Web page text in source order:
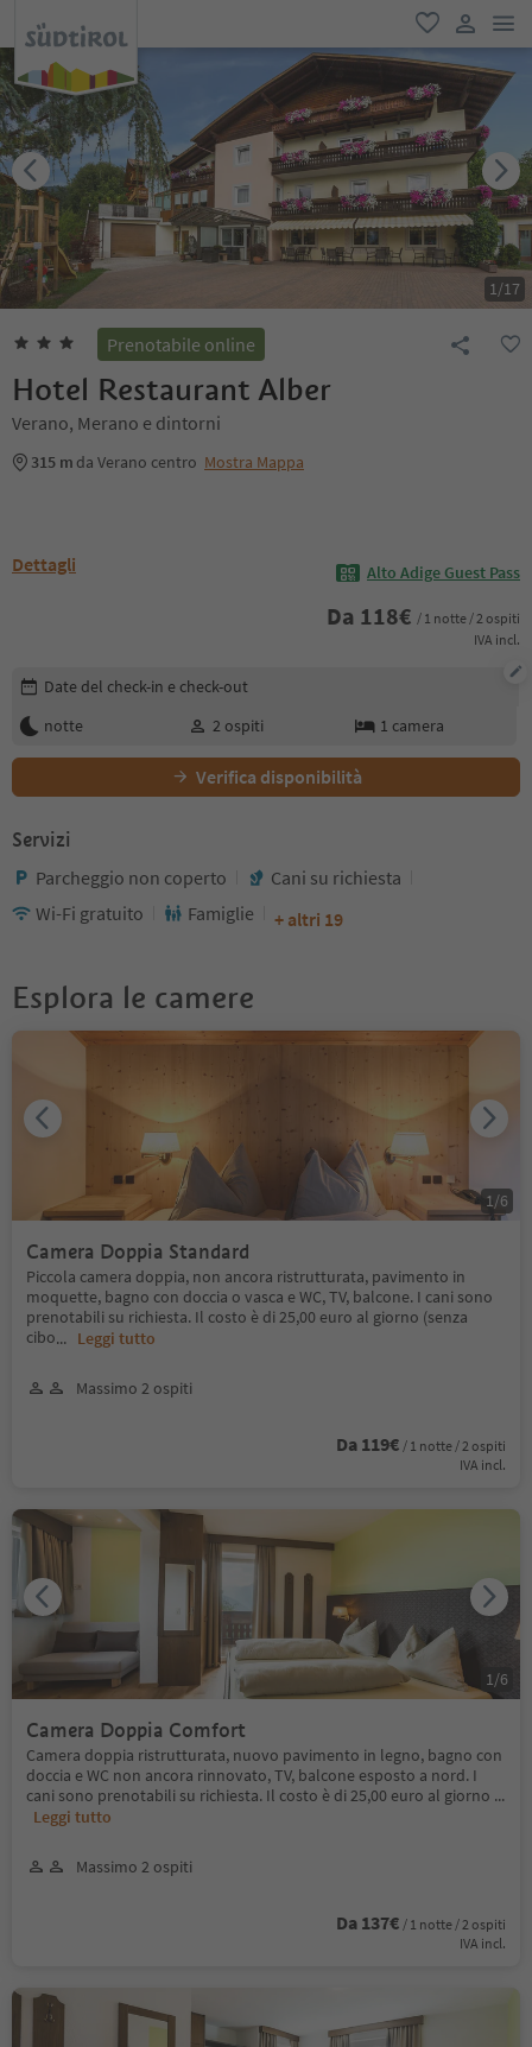
favoriti
user link
1/17
Prenotabile online
Hotel Restaurant Alber
Verano, Merano e dintorni
315 m da Verano centro Mostra Mappa
Dettagli Alto Adige Guest Pass
Da 118€ / 1 notte / 2 ospiti
IVA incl.
Modifica i dettagli della prenotazione
Date del check-in e check-out
notte
2 ospiti 1 camera
Verifica disponibilità
Servizi
Parcheggio non coperto
Cani su richiesta
Wi-Fi gratuito
Famiglie + altri 19
Esplora le camere
Camera Doppia Standard
Piccola camera doppia, non ancora ristrutturata, pavimento in
moquette, bagno con doccia o vasca e WC, TV, balcone. I cani sono
prenotabili su richiesta. Il costo è di 25,00 euro al giorno (senza
cibo... Leggi tutto
Massimo 2 ospiti
Da 119€ / 1 notte / 2 ospiti
IVA incl.
1 /6
Camera Doppia Comfort
Camera doppia ristrutturata, nuovo pavimento in legno, bagno con
doccia e WC non ancora rinnovato, TV, balcone esposto a nord. I
cani sono prenotabili su richiesta. Il costo è di 25,00 euro al giorno ...
Leggi tutto
Massimo 2 ospiti
Da 137€ / 1 notte / 2 ospiti
IVA incl.
1 /6